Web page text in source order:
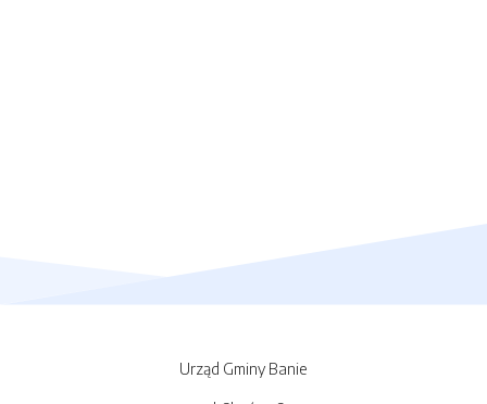
Urząd Gminy Banie